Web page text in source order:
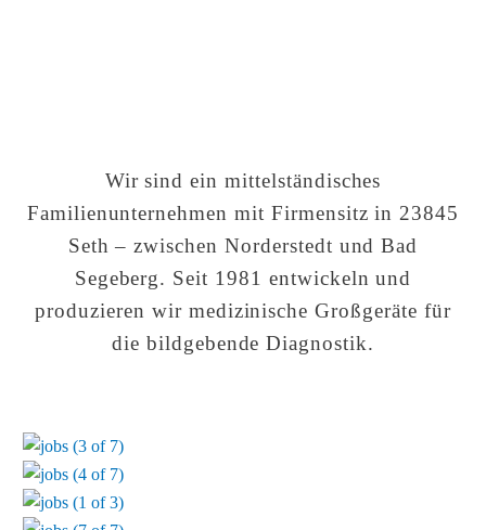
Wir sind ein mittelständisches
Familienunternehmen mit Firmensitz in 23845
Seth – zwischen Norderstedt und Bad
Segeberg. Seit 1981 entwickeln und
produzieren wir medizinische Großgeräte für
die bildgebende Diagnostik.